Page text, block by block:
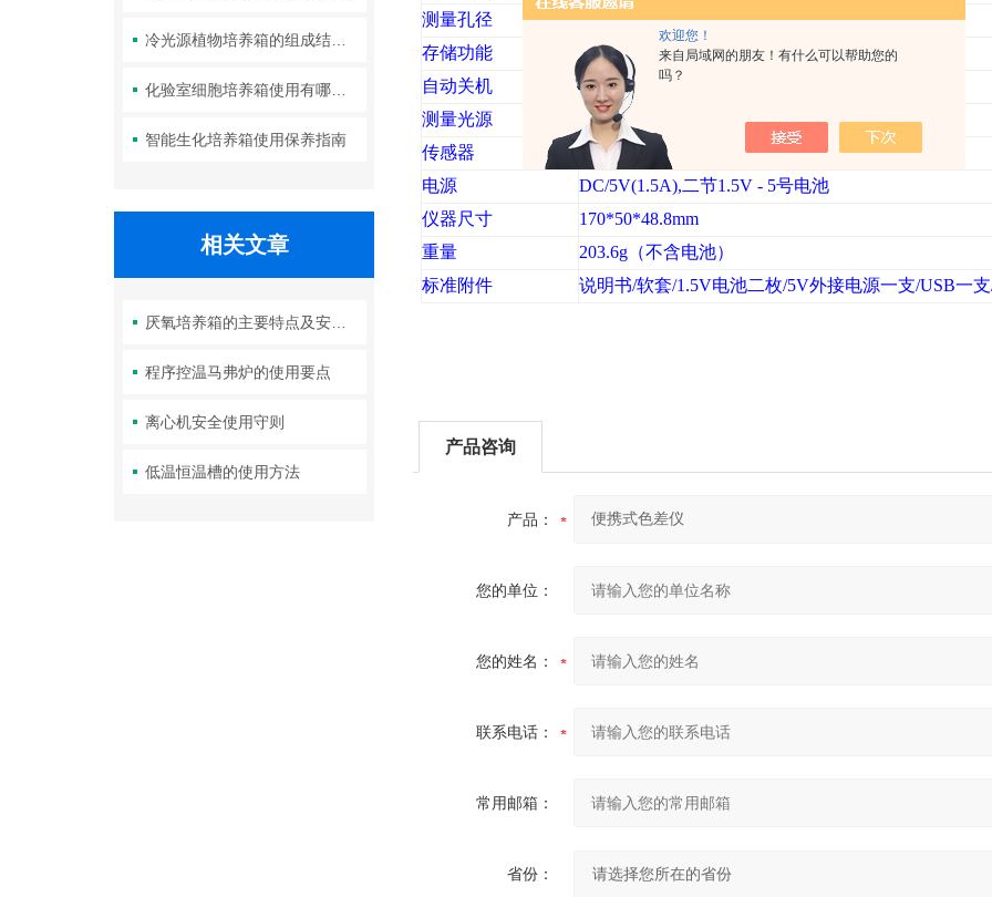
欢迎您！
来自局域网的朋友！有什么可以帮助您的
吗？
冷光源植物培养箱的组成结构及作用分析
化验室细胞培养箱使用有哪些要求？箱体清洁如何进行？
智能生化培养箱使用保养指南
相关文章
厌氧培养箱的主要特点及安装说明
程序控温马弗炉的使用要点
离心机安全使用守则
低温恒温槽的使用方法
测量孔径
8mm
存储功能
自动存储一组标准色（不连接PC）
自动关机
待机5分钟，自动关机
测量光源
D65光源
传感器
校正硅光电二极管 列阵)
电源
DC/5V(1.5A),二节1.5V - 5号电池
仪器尺寸
170*50*48.8mm
重量
203.6g（不含电池）
标准附件
说明书/软套/1.5V电池二枚/5V外接电源一支/USB一支
产品咨询
产品：
您的单位：
您的姓名：
联系电话：
常用邮箱：
省份：